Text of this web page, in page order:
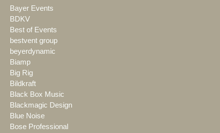
Bayer Events
BDKV
Best of Events
bestvent group
beyerdynamic
Biamp
Big Rig
Bildkraft
Black Box Music
Blackmagic Design
Blue Noise
Bose Professional